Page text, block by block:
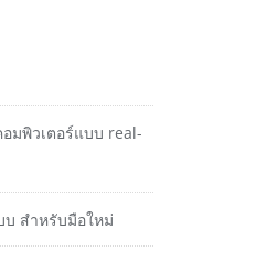
มพิวเตอร์แบบ real-
บ สำหรับมือใหม่